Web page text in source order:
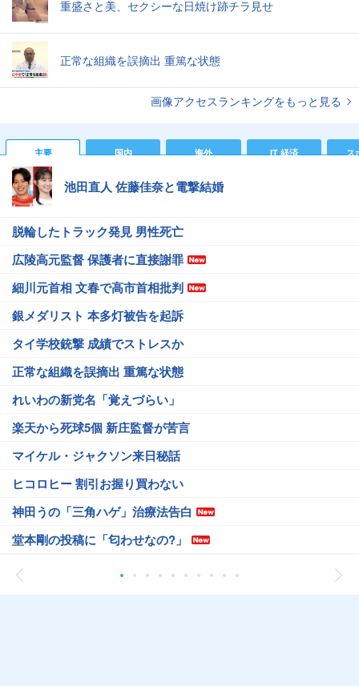
重盛さと美、セクシーな日焼け跡チラ見せ
正常な組織を誤摘出 重篤な状態
画像アクセスランキングをもっと見る
主要 国内 海外 IT 経済 ス
池田直人 佐藤佳奈と電撃結婚
脱輪したトラック発見 男性死亡
広陵高元監督 保護者に直接謝罪
細川元首相 文春で高市首相批判
銀メダリスト 本多灯被告を起訴
タイ学校銃撃 成績でストレスか
正常な組織を誤摘出 重篤な状態
れいわの新党名「覚えづらい」
楽天から死球5個 新庄監督が苦言
マイケル・ジャクソン来日秘話
ヒコロヒー 割引お握り買わない
神田うの「三角ハゲ」治療法告白
堂本剛の投稿に「匂わせなの?」